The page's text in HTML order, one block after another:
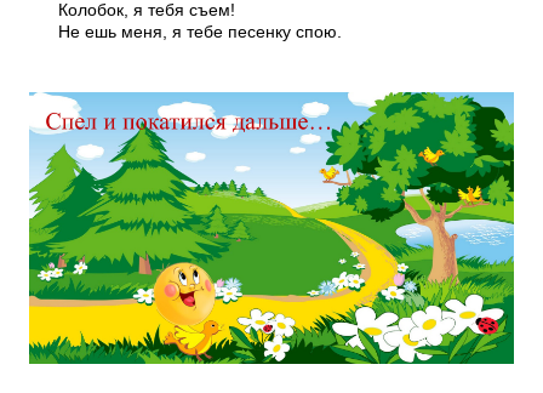
Колобок, я тебя съем!
Не ешь меня, я тебе песенку спою.